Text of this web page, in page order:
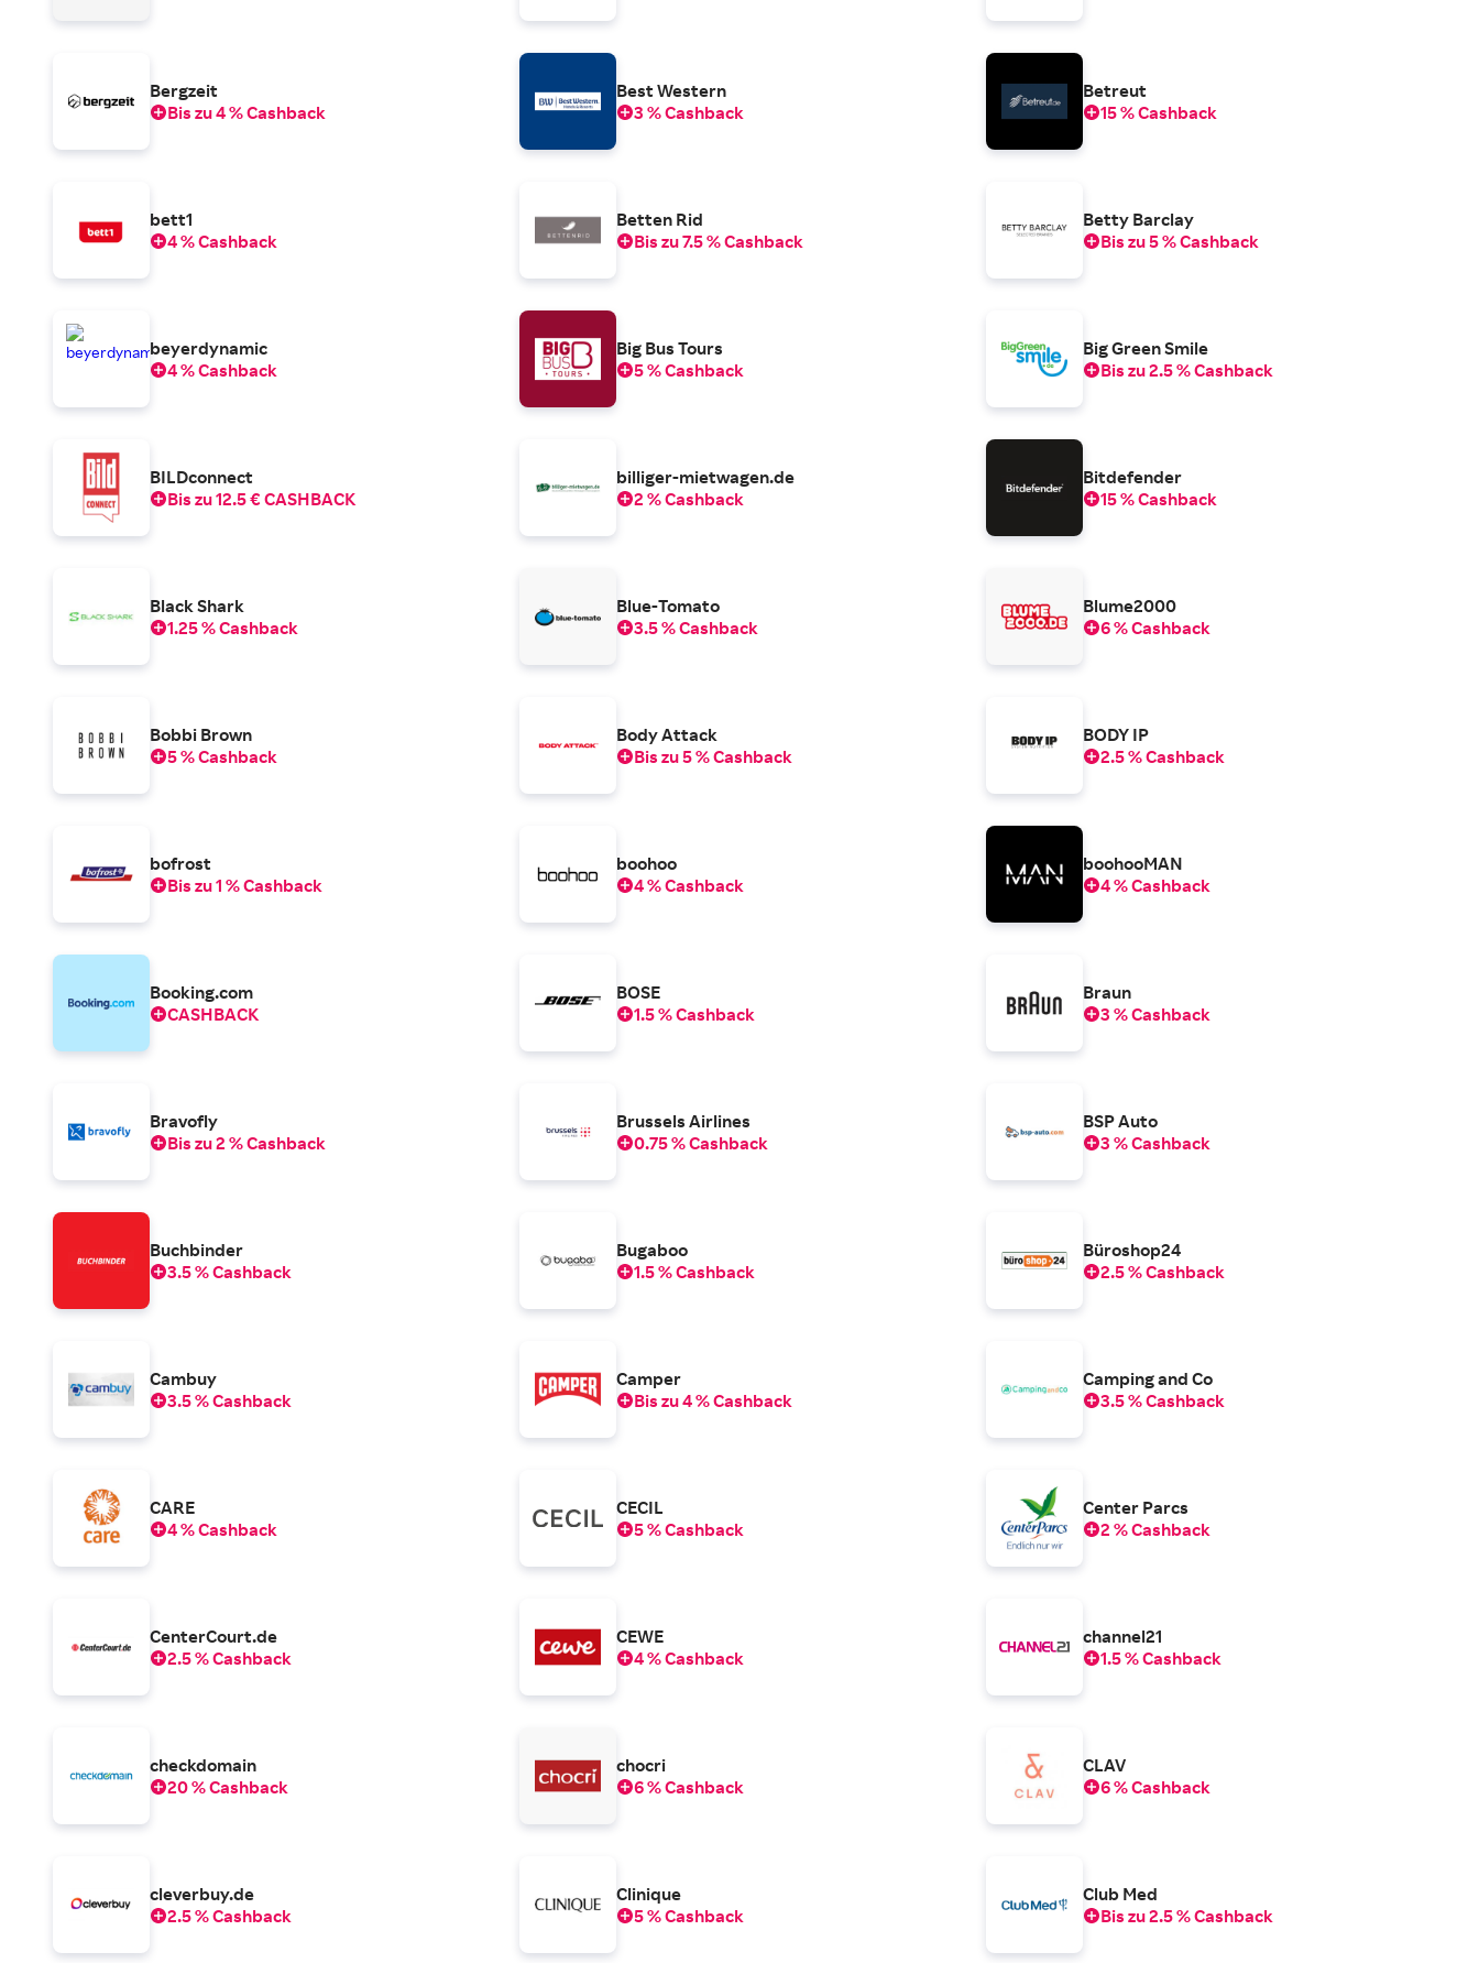
Bergzeit
Bis zu 4 % Cashback
Best Western
3 % Cashback
Betreut
15 % Cashback
bett1
4 % Cashback
Betten Rid
Bis zu 7.5 % Cashback
Betty Barclay
Bis zu 5 % Cashback
beyerdynamic
4 % Cashback
Big Bus Tours
5 % Cashback
Big Green Smile
Bis zu 2.5 % Cashback
BILDconnect
Bis zu 12.5 € CASHBACK
billiger-mietwagen.de
2 % Cashback
Bitdefender
15 % Cashback
Black Shark
1.25 % Cashback
Blue-Tomato
3.5 % Cashback
Blume2000
6 % Cashback
Bobbi Brown
5 % Cashback
Body Attack
Bis zu 5 % Cashback
BODY IP
2.5 % Cashback
bofrost
Bis zu 1 % Cashback
boohoo
4 % Cashback
boohooMAN
4 % Cashback
Booking.com
CASHBACK
BOSE
1.5 % Cashback
Braun
3 % Cashback
Bravofly
Bis zu 2 % Cashback
Brussels Airlines
0.75 % Cashback
BSP Auto
3 % Cashback
Buchbinder
3.5 % Cashback
Bugaboo
1.5 % Cashback
Büroshop24
2.5 % Cashback
Cambuy
3.5 % Cashback
Camper
Bis zu 4 % Cashback
Camping and Co
3.5 % Cashback
CARE
4 % Cashback
CECIL
5 % Cashback
Center Parcs
2 % Cashback
CenterCourt.de
2.5 % Cashback
CEWE
4 % Cashback
channel21
1.5 % Cashback
checkdomain
20 % Cashback
chocri
6 % Cashback
CLAV
6 % Cashback
cleverbuy.de
2.5 % Cashback
Clinique
5 % Cashback
Club Med
Bis zu 2.5 % Cashback